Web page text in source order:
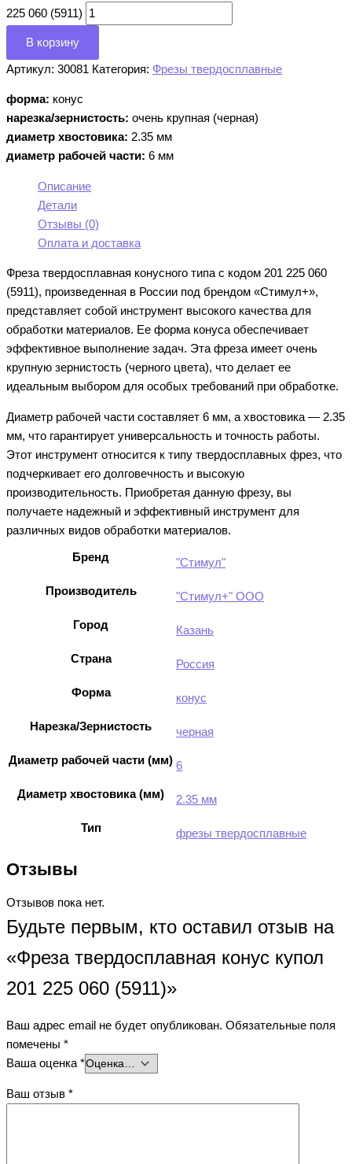
225 060 (5911)
В корзину
Артикул: 30081 Категория: Фрезы твердосплавные
форма: конус
нарезка/зернистость: очень крупная (черная)
диаметр хвостовика: 2.35 мм
диаметр рабочей части: 6 мм
Описание
Детали
Отзывы (0)
Оплата и доставка
Фреза твердосплавная конусного типа с кодом 201 225 060
(5911), произведенная в России под брендом «Стимул+»,
представляет собой инструмент высокого качества для
обработки материалов. Ее форма конуса обеспечивает
эффективное выполнение задач. Эта фреза имеет очень
крупную зернистость (черного цвета), что делает ее
идеальным выбором для особых требований при обработке.
Диаметр рабочей части составляет 6 мм, а хвостовика — 2.35
мм, что гарантирует универсальность и точность работы.
Этот инструмент относится к типу твердосплавных фрез, что
подчеркивает его долговечность и высокую
производительность. Приобретая данную фрезу, вы
получаете надежный и эффективный инструмент для
различных видов обработки материалов.
Бренд "Стимул"
Производитель "Стимул+" ООО
Город Казань
Страна Россия
Форма конус
Нарезка/Зернистость черная
Диаметр рабочей части (мм) 6
Диаметр хвостовика (мм) 2.35 мм
Тип фрезы твердосплавные
Отзывы
Отзывов пока нет.
Будьте первым, кто оставил отзыв на
«Фреза твердосплавная конус купол
201 225 060 (5911)»
Ваш адрес email не будет опубликован. Обязательные поля
помечены *
Ваша оценка *
Ваш отзыв *